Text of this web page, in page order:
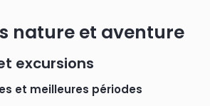
nature et aventure
excursions
et meilleures périodes